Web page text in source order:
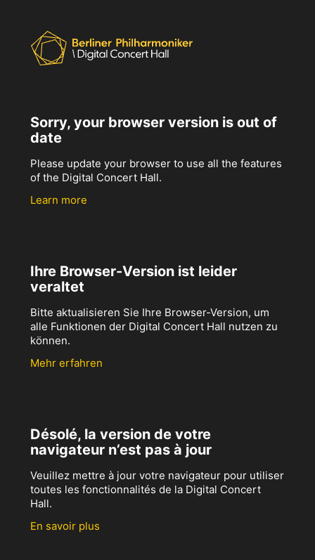
Sorry, your browser version is out of
date
Please update your browser to use all the features
of the Digital Concert Hall.
Learn more
Ihre Browser-Version ist leider
veraltet
Bitte aktualisieren Sie Ihre Browser-Version, um
alle Funktionen der Digital Concert Hall nutzen zu
können.
Mehr erfahren
Désolé, la version de votre
navigateur n’est pas à jour
Veuillez mettre à jour votre navigateur pour utiliser
toutes les fonctionnalités de la Digital Concert
Hall.
En savoir plus